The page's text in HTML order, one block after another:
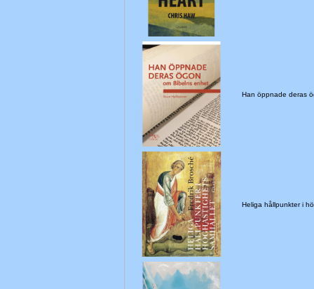
Han öppnade deras
Heliga hållpunkter i